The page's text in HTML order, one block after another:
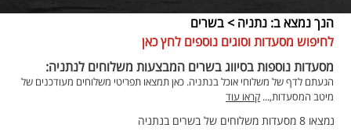
הנך נמצא ב: נתניה > בשרים
לחיפוש מסעדות וסוגים נוספים לחץ כאן
מסעדות נוספות בסיווג בשרים המבצעות משלוחים לנתניה:
הגעתם לדף של משלוחי אוכל בנתניה. כאן תמצאו תפריטי משלוחים מעודכנים של
מיטב המסעדות,... קראו עוד
נמצאו 8 מסעדות משלוחים של בשרים בנתניה